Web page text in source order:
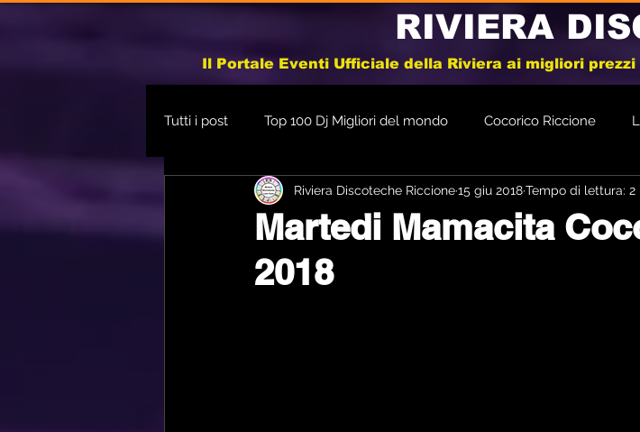
RIVIERA
Il Portale Eventi Ufficiale della Riviera ai migliori
Tutti i post Top 100 Dj Migliori del mondo Cocorico Riccione
Monsterland Imola 2025
Martedi Mamacita
2018
Riviera Discoteche Riccione15 giu 2018Tempo di lettura: 2